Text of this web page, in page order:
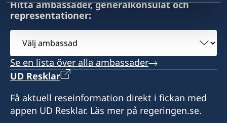
Telefontider:
Tisdag: 10.00-11.00
Vid akuta och/eller brådskande konsulära
ärenden vänligen kontakta UD-jouren:
Hitta ambassader, generalkonsulat och
representationer:
ambassad
Se en lista över alla ambassader
UD Resklar
Få aktuell reseinformation direkt i fickan med
appen UD Resklar. Läs mer på regeringen.se.